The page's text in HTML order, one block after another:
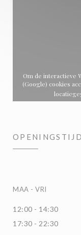
Om de interactieve
(Google) cookies
MAA - VRI
12:00 - 14:30
17:30 - 22:30